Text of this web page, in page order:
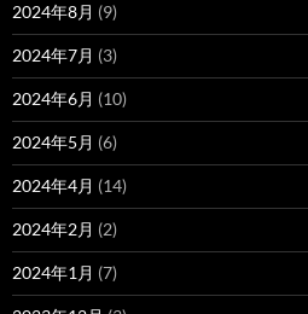
2024年8月 (9)
2024年7月 (3)
2024年6月 (10)
2024年5月 (6)
2024年4月 (14)
2024年2月 (2)
2024年1月 (7)